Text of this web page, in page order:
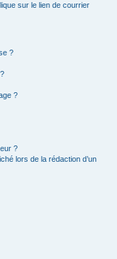
sur le lien de courrier
?
?
?
lors de la rédaction d’un